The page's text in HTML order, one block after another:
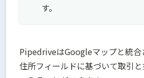
す。
PipedriveはGoogleマップと統合
住所フィールドに基づいて取引